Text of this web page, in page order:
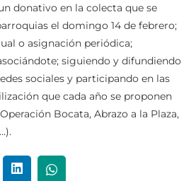
donativo en la colecta que se
el domingo 14 de febrero;
o asignación periódica;
siguiendo y difundiendo
sociales y participando en las
que cada año se proponen
Bocata, Abrazo a la Plaza,